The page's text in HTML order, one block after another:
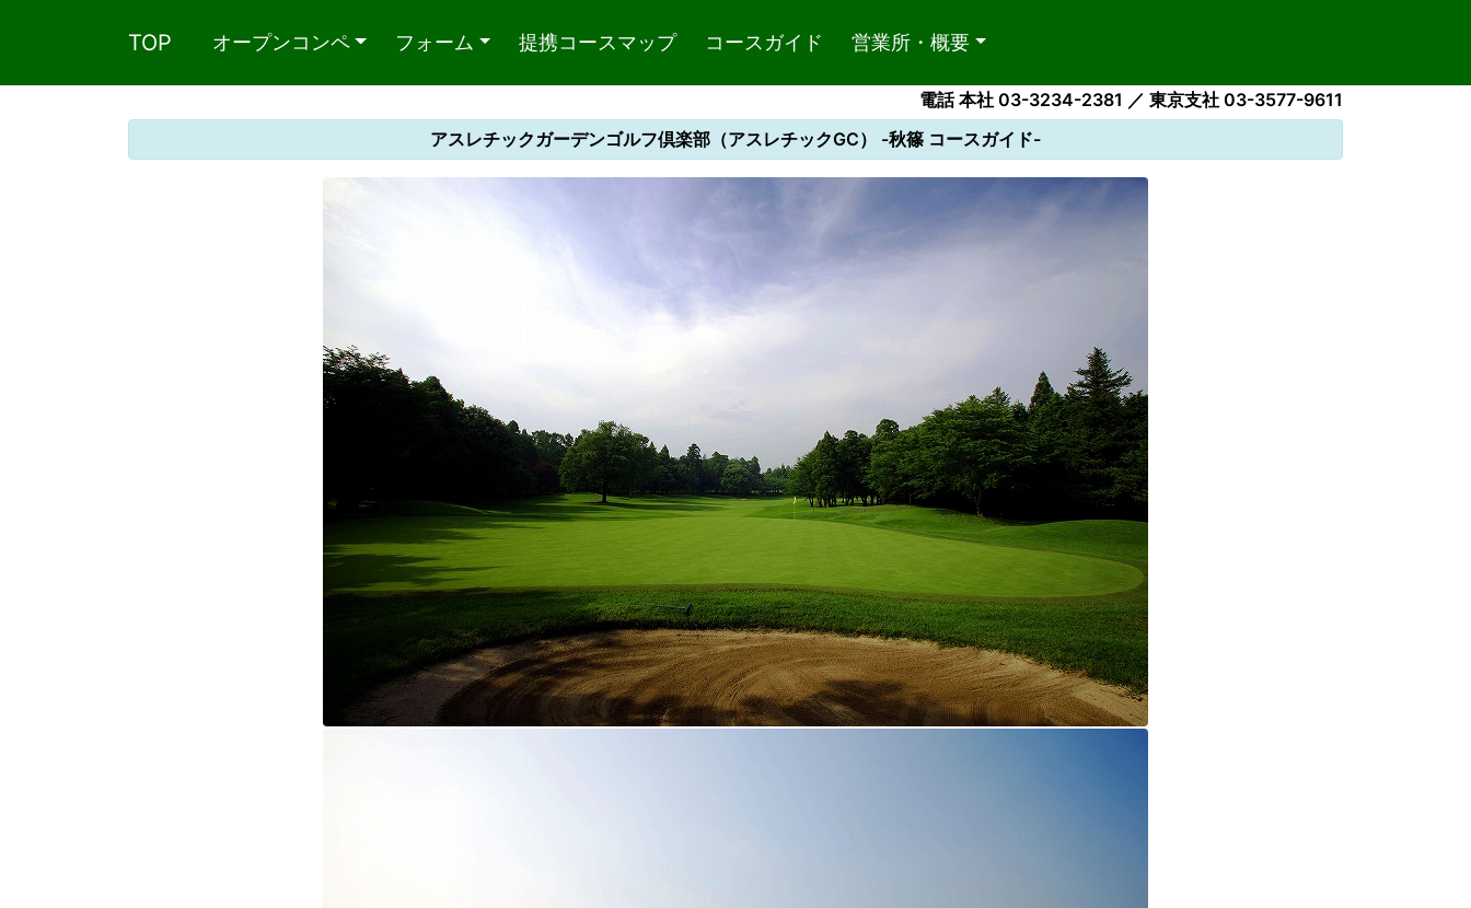
TOP オープンコンペ フォーム 提携コースマップ コースガイド 営業所・概要
電話 本社 03-3234-2381 ／ 東京支社 03-3577-9611
アスレチックガーデンゴルフ倶楽部（アスレチックGC） -秋篠 コースガイド-